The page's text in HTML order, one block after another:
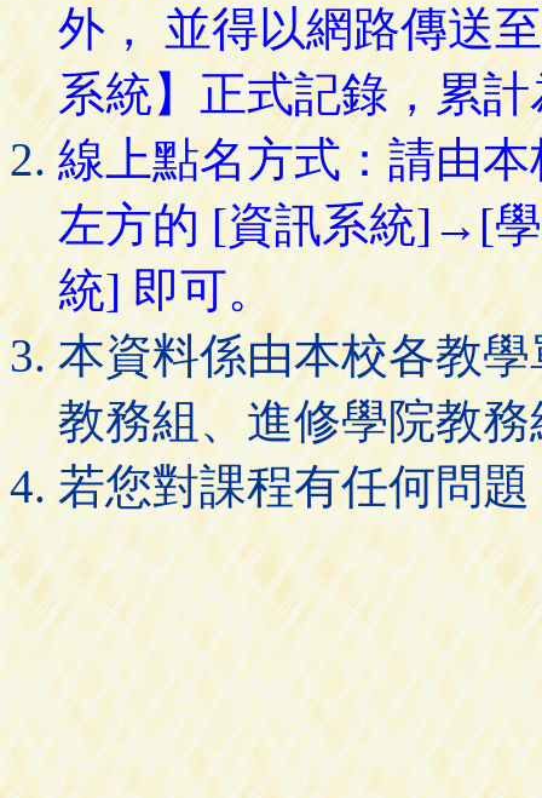
外， 並得以網路傳送
系統】正式記錄，累
線上點名方式：請由
左方的 [資訊系統]→[
統] 即可。
本資料係由本校各教
教務組、進修學院教
若您對課程有任何問